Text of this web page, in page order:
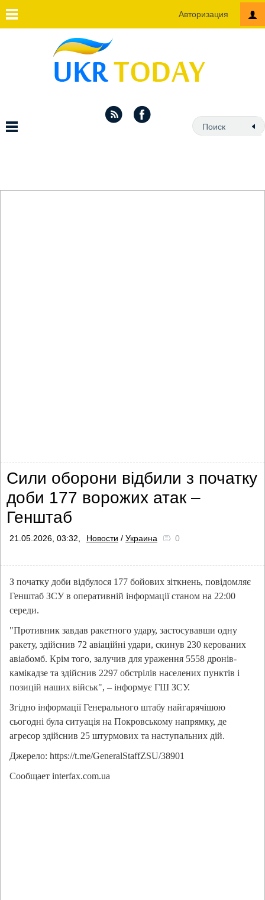
Авторизация
Сили оборони відбили з початку
доби 177 ворожих атак –
Генштаб
21.05.2026, 03:32, Новости / Украина 0
З початку доби відбулося 177 бойових зіткнень, повідомляє
Генштаб ЗСУ в оперативній інформації станом на 22:00
середи.
"Противник завдав ракетного удару, застосувавши одну
ракету, здійснив 72 авіаційні удари, скинув 230 керованих
авіабомб. Крім того, залучив для ураження 5558 дронів-
камікадзе та здійснив 2297 обстрілів населених пунктів і
позицій наших військ", – інформує ГШ ЗСУ.
Згідно інформації Генерального штабу найгарячішою
сьогодні була ситуація на Покровському напрямку, де
агресор здійснив 25 штурмових та наступальних дій.
Джерело: https://t.me/GeneralStaffZSU/38901
Сообщает interfax.com.ua